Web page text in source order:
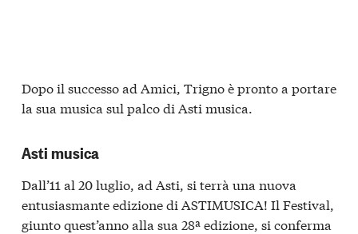
Dopo il successo ad Amici, Trigno è pronto a portare
la sua musica sul palco di Asti musica.
Asti musica
Dall’11 al 20 luglio, ad Asti, si terrà una nuova
entusiasmante edizione di ASTIMUSICA! Il Festival,
giunto quest’anno alla sua 28ª edizione, si conferma